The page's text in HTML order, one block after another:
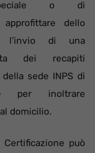
speciale o di
approfittare dello
di una
dei recapiti
sede INPS di
per inoltrare
domicilio.
può